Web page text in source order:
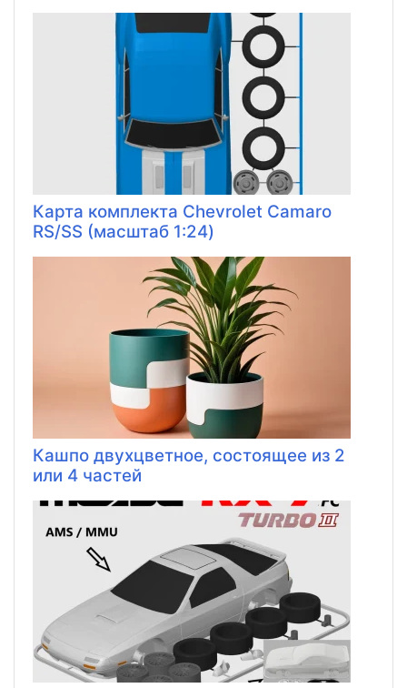
Карта комплекта Chevrolet Camaro
RS/SS (масштаб 1:24)
Кашпо двухцветное, состоящее из 2
или 4 частей